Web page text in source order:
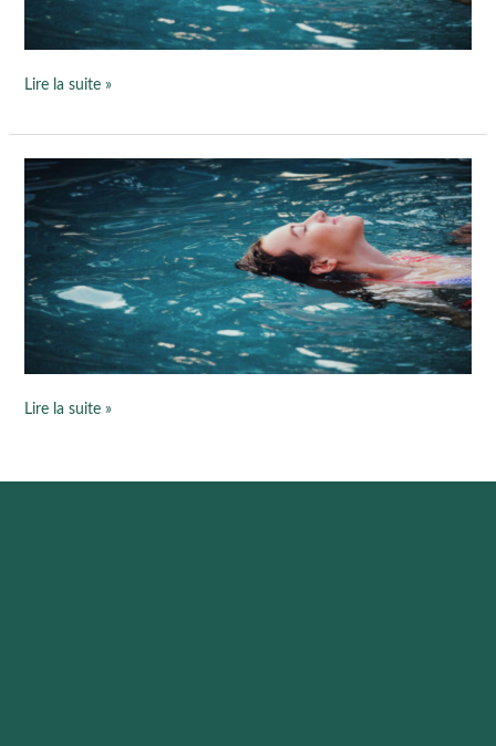
l’eau !
Lire la suite »
Découvrez
les
bienfaits
sophrologie
l\’eau !
Lire la suite »